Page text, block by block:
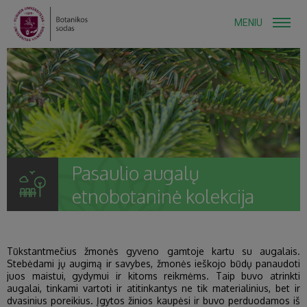
MENIU
Pasaulio augalų
etnobotaninė kolekcija
Tūkstantmečius žmonės gyveno gamtoje kartu su augalais.
Stebėdami jų augimą ir savybes, žmonės ieškojo būdų panaudoti
juos maistui, gydymui ir kitoms reikmėms. Taip buvo atrinkti
augalai, tinkami vartoti ir atitinkantys ne tik materialinius, bet ir
dvasinius poreikius. Įgytos žinios kaupėsi ir buvo perduodamos iš